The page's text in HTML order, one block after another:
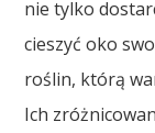
nie tylko
cieszyć oko
roślin, którą
Ich